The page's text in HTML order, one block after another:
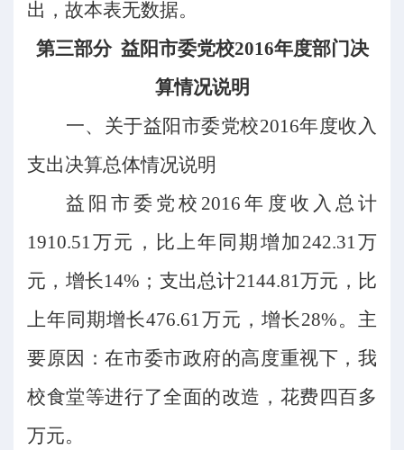
出，故本表无数据。
第三部分 益阳市委党校2016年度部门决
算情况说明
一、关于益阳市委党校2016年度收入
支出决算总体情况说明
益阳市委党校 2016年度收入总计
1910.51万元，比上年同期增加242.31万
元，增长14%；支出总计2144.81万元，比
上年同期增长476.61万元，增长28%。主
要原因：在市委市政府的高度重视下，我
校食堂等进行了全面的改造，花费四百多
万元。